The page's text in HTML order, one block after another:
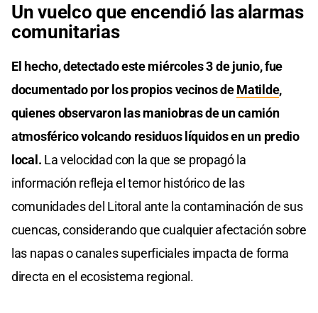
Un vuelco que encendió las alarmas
comunitarias
El hecho, detectado este miércoles 3 de junio, fue
documentado por los propios vecinos deMatilde,
quienes observaron las maniobras de un camión
atmosférico volcando residuos líquidos en un predio
local. La velocidad con la que se propagó la
información refleja el temor histórico de las
comunidades del Litoral ante la contaminación de sus
cuencas, considerando que cualquier afectación sobre
las napas o canales superficiales impacta de forma
directa en el ecosistema regional.